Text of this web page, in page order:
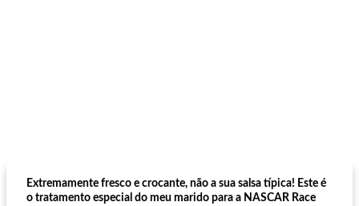
Extremamente fresco e crocante, não a sua salsa típica! Este é
o tratamento especial do meu marido para a NASCAR Race